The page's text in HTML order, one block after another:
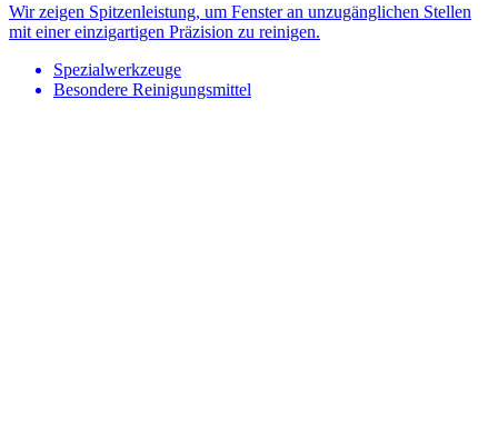
Wir zeigen Spitzenleistung, um Fenster an unzugänglichen Stellen
mit einer einzigartigen Präzision zu reinigen.
Spezialwerkzeuge
Besondere Reinigungsmittel